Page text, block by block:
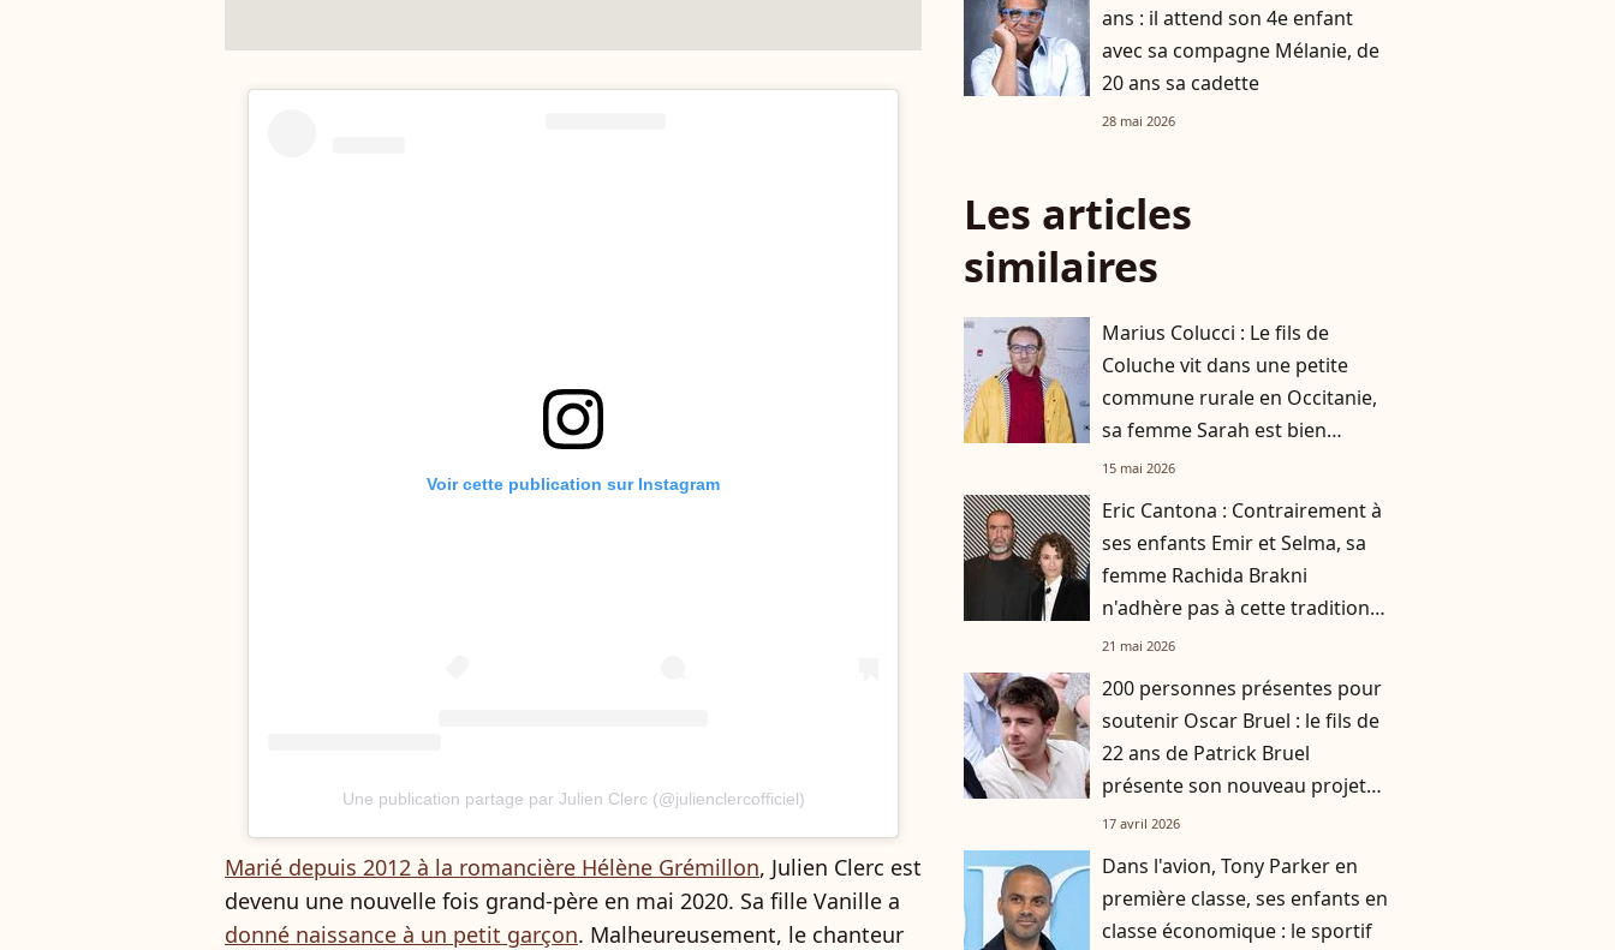
Voir cette publication sur Instagram
Une publication partage par Julien Clerc (@julienclercofficiel)
Marié depuis 2012 à la romancière Hélène Grémillon, Julien Clerc est
devenu une nouvelle fois grand-père en mai 2020. Sa fille Vanille a
donné naissance à un petit garçon. Malheureusement, le chanteur
ans : il attend son 4e enfant
avec sa compagne Mélanie, de
20 ans sa cadette
28 mai 2026
Les articles
similaires
Marius Colucci : Le fils de
Coluche vit dans une petite
commune rurale en Occitanie,
sa femme Sarah est bien
connue des habitants
15 mai 2026
Eric Cantona : Contrairement à
ses enfants Emir et Selma, sa
femme Rachida Brakni
n'adhère pas à cette tradition
familiale, "je tente de lui faire
21 mai 2026
200 personnes présentes pour
soutenir Oscar Bruel : le fils de
22 ans de Patrick Bruel
présente son nouveau projet
pointu à Paris
17 avril 2026
Dans l'avion, Tony Parker en
première classe, ses enfants en
classe économique : le sportif